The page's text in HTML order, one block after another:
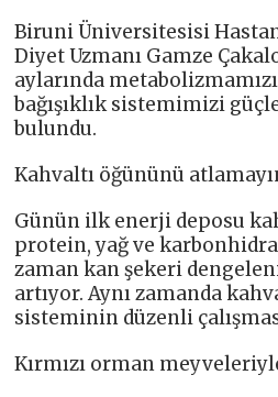
Biruni Üniversitesisi
Diyet Uzmanı Gamze
aylarında
bağışıklık sistemimizi
bulundu.
Kahvaltı öğününü
Günün ilk enerji deposu
protein, yağ ve
zaman kan şekeri
artıyor. Aynı zamanda
sisteminin düzenli
Kırmızı orman